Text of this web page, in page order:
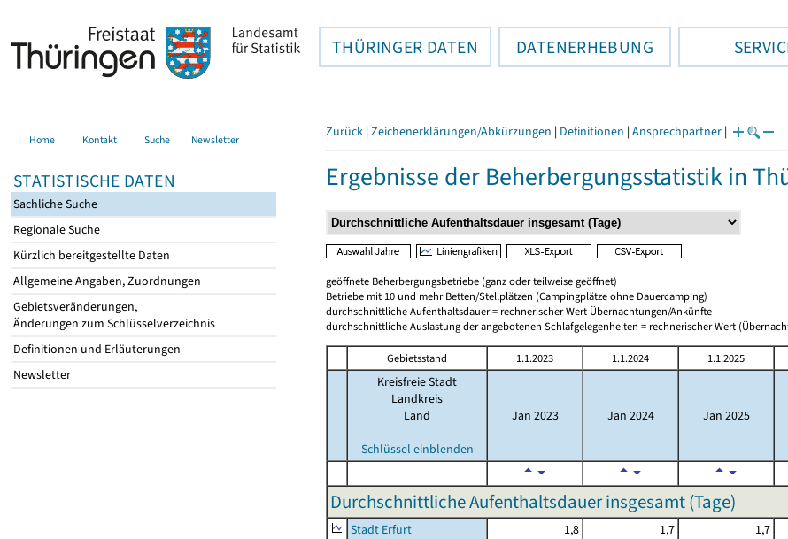
THÜRINGER DATEN DATENERHEBUNG
Home Kontakt Suche Newsletter
STATISTISCHE DATEN
Sachliche Suche
Regionale Suche
Kürzlich bereitgestellte Daten
Allgemeine Angaben, Zuordnungen
Gebietsveränderungen,
Änderungen zum Schlüsselverzeichnis
Definitionen und Erläuterungen
Newsletter
Zurück | Zeichenerklärungen/Abkürzungen | Definitionen | Ansprechpartner |
Ergebnisse der Beherbergungsstatistik in
geöffnete Beherbergungsbetriebe (ganz oder teilweise geöffnet)
Betriebe mit 10 und mehr Betten/Stellplätzen (Campingplätze ohne Dauercamping)
durchschnittliche Aufenthaltsdauer = rechnerischer Wert Übernachtungen/Ankünfte
durchschnittliche Auslastung der angebotenen Schlafgelegenheiten = rechnerischer Wert
Gebietsstand 1.1.2023 1.1.2024 1.1.2025
Kreisfreie Stadt
Landkreis
Land
Schlüssel einblenden
Jan 2023 Jan 2024 Jan 2025
Durchschnittliche Aufenthaltsdauer insgesamt (Tage)
Stadt Erfurt 1,8 1,7 1,7